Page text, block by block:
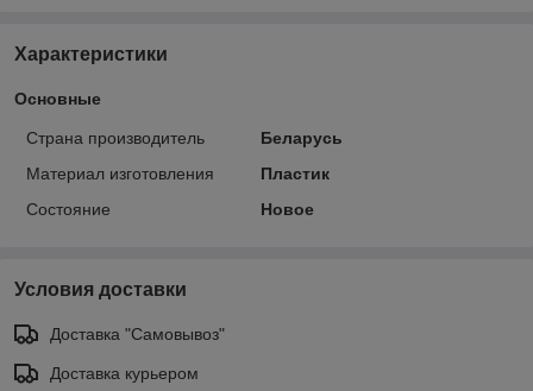
Характеристики
Основные
Страна производитель
Беларусь
Материал изготовления
Пластик
Состояние
Новое
Условия доставки
Доставка "Самовывоз"
Доставка курьером